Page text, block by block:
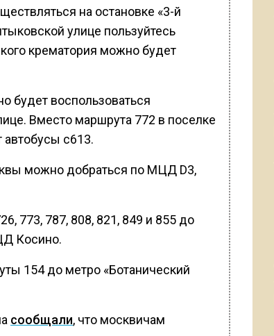
на остановке «3-й
улице пользуйтесь
крематория можно будет
будет воспользоваться
Вместо маршрута 772 в поселке
с613.
можно добраться по МЦД D3,
773, 787, 808, 821, 849 и 855 до
Косино.
154 до метро «Ботанический
сообщали, что москвичам